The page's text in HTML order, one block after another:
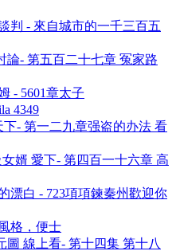
判 - 來自城市的一千三百五
論- 第五百二十七章 冤家路
- 5601章太子
4349
- 第一二九章强盗的办法 看
婿 愛下- 第四百一十六章 高
漂白 - 723項項鍊秦州歡迎你
格，便士
圖 線上看- 第十四集 第十八